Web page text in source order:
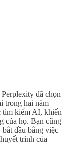
đã chọn
trong hai năm
tìm kiếm AI, khiến
của họ. Bạn cũng
đầu bằng việc
trình của